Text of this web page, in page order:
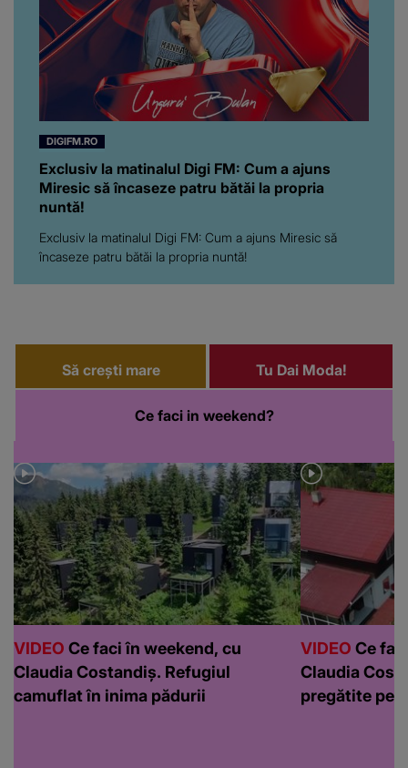
DIGIFM.RO
Exclusiv la matinalul Digi FM: Cum a ajuns
Miresic să încaseze patru bătăi la propria
nuntă!
Exclusiv la matinalul Digi FM: Cum a ajuns Miresic să
încaseze patru bătăi la propria nuntă!
Să crești mare Tu Dai Moda!
Ce faci in weekend?
VIDEO Ce faci în weekend, cu
Claudia Costandiș. Refugiul
camuflat în inima pădurii
VIDEO Ce
Claudia
pregătite